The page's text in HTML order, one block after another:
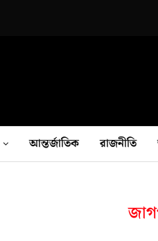
আন্তর্জাতিক রাজনীতি